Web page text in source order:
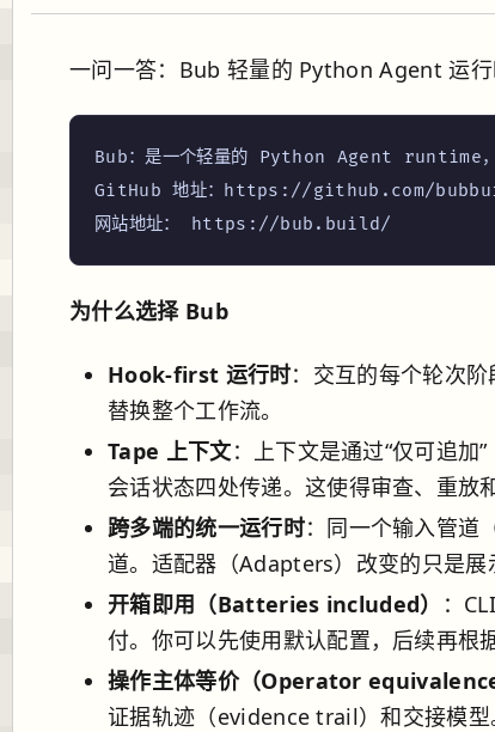
一问一答：Bub 轻量的 Python Agent 运
Bub：是一个轻量的 Python Agent runtime
GitHub 地址：https://github.com/
为什么选择 Bub
Hook-first 运行时：交互的每个轮次
替换整个工作流。
Tape 上下文：上下文是通过“仅可追
会话状态四处传递。这使得审查、重放
跨多端的统一运行时：同一个输入管道
道。适配器（Adapters）改变的只是展
开箱即用（Batteries included）
：
付。你可以先使用默认配置，后续再根
操作主体等价（Operator equivalence
证据轨迹（evidence trail）和交接模型